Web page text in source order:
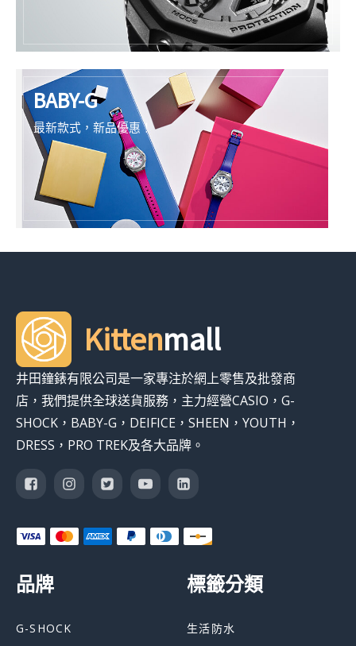
BABY-G
最新款式，新品優惠！
Kittenmall
井田鐘錶有限公司是一家專注於網上零售及批發商
店，我們提供全球送貨服務，主力經營CASIO，G-
SHOCK，BABY-G，DEIFICE，SHEEN，YOUTH，
DRESS，PRO TREK及各大品牌。
品牌
G-SHOCK
標籤分類
生活防水